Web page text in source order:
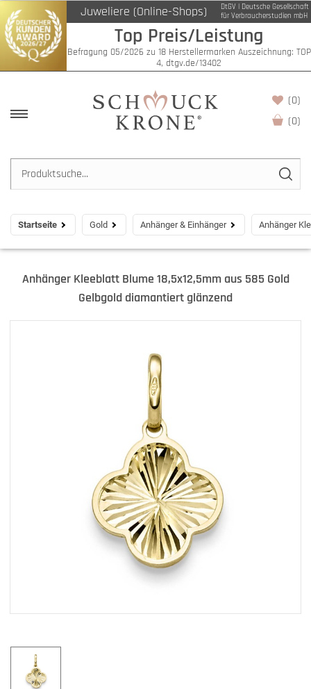
Juweliere (Online-Shops)
DtGV | Deutsche Gesellschaft
für Verbraucherstudien mbH
Top Preis/Leistung
Befragung 05/2026 zu 18 Herstellermarken Auszeichnung: TOP
4, dtgv.de/13402
(0)
(0)
Startseite Gold Anhänger & Einhänger Anhänger
Anhänger Kleeblatt Blume 18,5x12,5mm aus 585 Gold
Gelbgold diamantiert glänzend